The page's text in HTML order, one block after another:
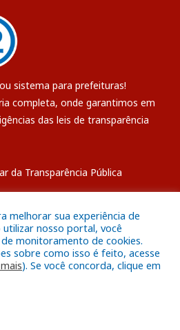
ou sistema para prefeituras!
completa, onde garantimos em
das leis de transparência
da Transparência Pública
a Câmara Municipal de Breves
o Webmail
melhorar sua experiência de
nosso portal, você
monitoramento de cookies.
sobre como isso é feito, acesse
). Se você concorda, clique em